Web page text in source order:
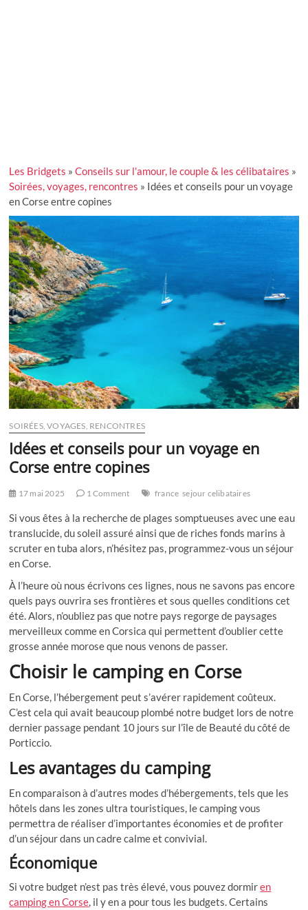
Les Bridgets »Conseils sur l'amour, le couple & les célibataires »
Soirées, voyages, rencontres » Idées et conseils pour un voyage
en Corse entre copines
SOIRÉES, VOYAGES, RENCONTRES
Idées et conseils pour un voyage en
Corse entre copines
17 mai 2025 1 Comment france sejour celibataires
Si vous êtes à la recherche de plages somptueuses avec une eau
translucide, du soleil assuré ainsi que de riches fonds marins à
scruter en tuba alors, n’hésitez pas, programmez-vous un séjour
en Corse.
À l’heure où nous écrivons ces lignes, nous ne savons pas encore
quels pays ouvrira ses frontières et sous quelles conditions cet
été. Alors, n’oubliez pas que notre pays regorge de paysages
merveilleux comme en Corsica qui permettent d’oublier cette
grosse année morose que nous venons de passer.
Choisir le camping en Corse
En Corse, l’hébergement peut s’avérer rapidement coûteux.
C’est cela qui avait beaucoup plombé notre budget lors de notre
dernier passage pendant 10 jours sur l’île de Beauté du côté de
Porticcio.
Les avantages du camping
En comparaison à d’autres modes d’hébergements, tels que les
hôtels dans les zones ultra touristiques, le camping vous
permettra de réaliser d’importantes économies et de profiter
d’un séjour dans un cadre calme et convivial.
Économique
Si votre budget n’est pas très élevé, vous pouvez dormiren
camping en Corse, il y en a pour tous les budgets. Certains